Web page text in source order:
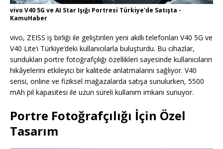
vivo V40 5G ve AI Star Işığı Portresi Türkiye'de Satışta -
KamuHaber
vivo, ZEISS iş birliği ile geliştirilen yeni akıllı telefonları V40 5G ve
V40 Lite’ı Türkiye’deki kullanıcılarla buluşturdu. Bu cihazlar,
sundukları portre fotoğrafçılığı özellikleri sayesinde kullanıcıların
hikâyelerini etkileyici bir kalitede anlatmalarını sağlıyor. V40
serisi, online ve fiziksel mağazalarda satışa sunulurken, 5500
mAh pil kapasitesi ile uzun süreli kullanım imkanı sunuyor.
Portre Fotoğrafçılığı İçin Özel
Tasarım